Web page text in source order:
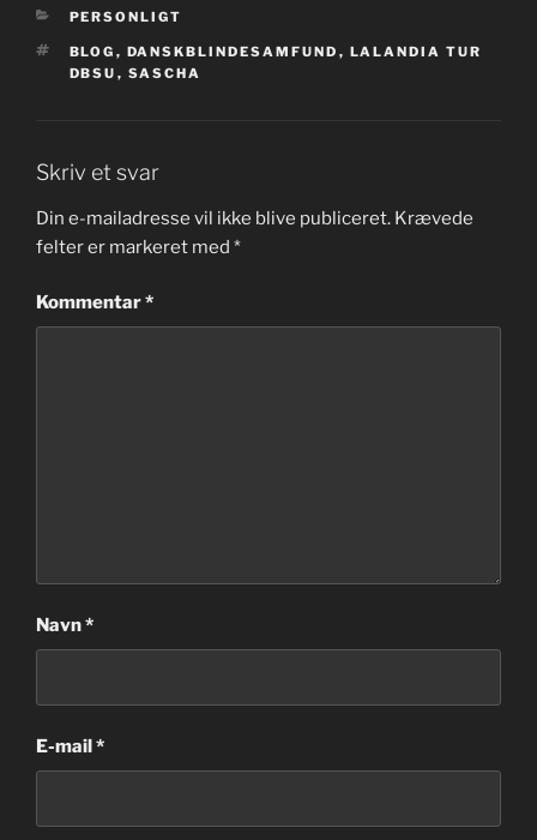
KATEGORIER
PERSONLIGT
TAGS
BLOG , DANSKBLINDESAMFUND , LALANDIA TUR
DBSU , SASCHA
Skriv et svar
Din e-mailadresse vil ikke blive publiceret. Krævede
felter er markeret med *
Kommentar*
Navn*
E-mail*